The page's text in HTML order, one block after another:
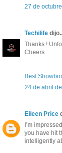
27 de
Techilife
Thanks !
Cheers
Best
24 de abril
Eileen Price
I’m
you have hit
intelligently